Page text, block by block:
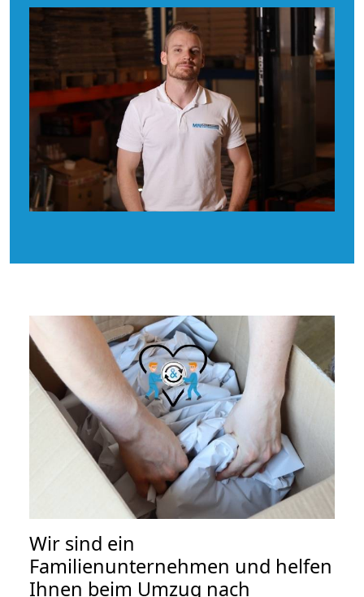
Wir sind ein
Familienunternehmen und helfen
Ihnen beim Umzug nach